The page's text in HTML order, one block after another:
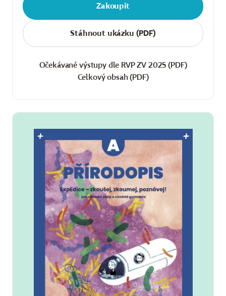
Zakoupit
Stáhnout ukázku (PDF)
Očekávané výstupy dle RVP ZV 2025 (PDF)
Celkový obsah (PDF)